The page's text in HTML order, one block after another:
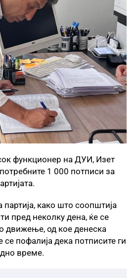
функционер на ДУИ, Изет
1 000 потписи за
како што соопштија
пред неколку дена, ќе се
движење, од кое денеска
пофалија дека потписите ги
време.